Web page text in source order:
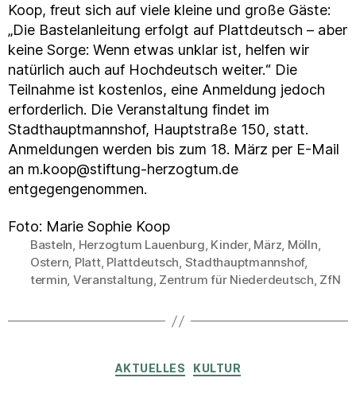
Koop, freut sich auf viele kleine und große Gäste:
„Die Bastelanleitung erfolgt auf Plattdeutsch – aber
keine Sorge: Wenn etwas unklar ist, helfen wir
natürlich auch auf Hochdeutsch weiter.“ Die
Teilnahme ist kostenlos, eine Anmeldung jedoch
erforderlich. Die Veranstaltung findet im
Stadthauptmannshof, Hauptstraße 150, statt.
Anmeldungen werden bis zum 18. März per E-Mail
an m.koop@stiftung-herzogtum.de
entgegengenommen.
Foto: Marie Sophie Koop
Schlagwörter
Basteln, Herzogtum Lauenburg, Kinder, März, Mölln,
Ostern, Platt, Plattdeutsch, Stadthauptmannshof,
termin, Veranstaltung, Zentrum für Niederdeutsch, ZfN
Kategorien
AKTUELLES KULTUR